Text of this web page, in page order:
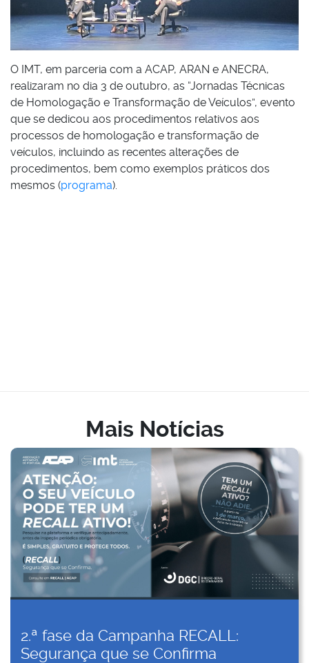
O IMT, em parceria com a ACAP, ARAN e ANECRA,
realizaram no dia 3 de outubro, as “Jornadas Técnicas
de Homologação e Transformação de Veículos”, evento
que se dedicou aos procedimentos relativos aos
processos de homologação e transformação de
veículos, incluindo as recentes alterações de
procedimentos, bem como exemplos práticos dos
mesmos (programa).
Mais Notícias
2.ª fase da Campanha RECALL:
Segurança que se Confirma